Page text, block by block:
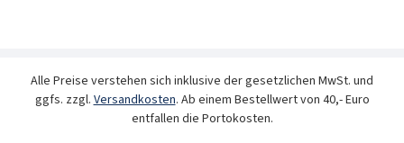
Alle Preise verstehen sich inklusive der gesetzlichen MwSt. und
ggfs. zzgl.Versandkosten. Ab einem Bestellwert von 40,- Euro
entfallen die Portokosten.